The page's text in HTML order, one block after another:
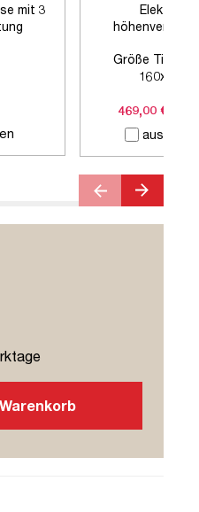
mit 3
Elektrisch
Größe
160x80cm
Farbe
469,00 €